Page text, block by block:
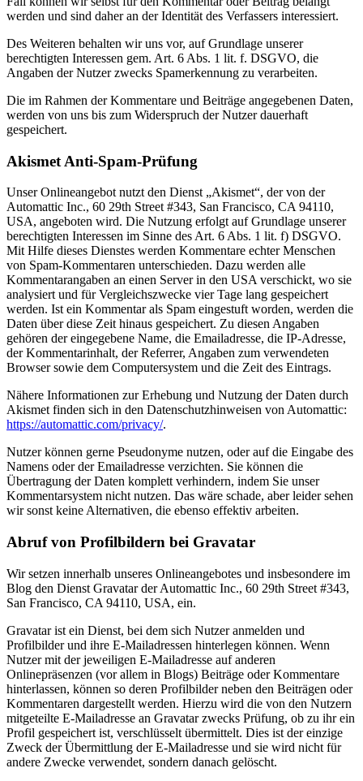
werden und sind daher an der Identität des Verfassers interessiert.
Des Weiteren behalten wir uns vor, auf Grundlage unserer
berechtigten Interessen gem. Art. 6 Abs. 1 lit. f. DSGVO, die
Angaben der Nutzer zwecks Spamerkennung zu verarbeiten.
Die im Rahmen der Kommentare und Beiträge angegebenen Daten,
werden von uns bis zum Widerspruch der Nutzer dauerhaft
gespeichert.
Akismet Anti-Spam-Prüfung
Unser Onlineangebot nutzt den Dienst „Akismet“, der von der
Automattic Inc., 60 29th Street #343, San Francisco, CA 94110,
USA, angeboten wird. Die Nutzung erfolgt auf Grundlage unserer
berechtigten Interessen im Sinne des Art. 6 Abs. 1 lit. f) DSGVO.
Mit Hilfe dieses Dienstes werden Kommentare echter Menschen
von Spam-Kommentaren unterschieden. Dazu werden alle
Kommentarangaben an einen Server in den USA verschickt, wo sie
analysiert und für Vergleichszwecke vier Tage lang gespeichert
werden. Ist ein Kommentar als Spam eingestuft worden, werden die
Daten über diese Zeit hinaus gespeichert. Zu diesen Angaben
gehören der eingegebene Name, die Emailadresse, die IP-Adresse,
der Kommentarinhalt, der Referrer, Angaben zum verwendeten
Browser sowie dem Computersystem und die Zeit des Eintrags.
Nähere Informationen zur Erhebung und Nutzung der Daten durch
Akismet finden sich in den Datenschutzhinweisen von Automattic:
https://automattic.com/privacy/.
Nutzer können gerne Pseudonyme nutzen, oder auf die Eingabe des
Namens oder der Emailadresse verzichten. Sie können die
Übertragung der Daten komplett verhindern, indem Sie unser
Kommentarsystem nicht nutzen. Das wäre schade, aber leider sehen
wir sonst keine Alternativen, die ebenso effektiv arbeiten.
Abruf von Profilbildern bei Gravatar
Wir setzen innerhalb unseres Onlineangebotes und insbesondere im
Blog den Dienst Gravatar der Automattic Inc., 60 29th Street #343,
San Francisco, CA 94110, USA, ein.
Gravatar ist ein Dienst, bei dem sich Nutzer anmelden und
Profilbilder und ihre E-Mailadressen hinterlegen können. Wenn
Nutzer mit der jeweiligen E-Mailadresse auf anderen
Onlinepräsenzen (vor allem in Blogs) Beiträge oder Kommentare
hinterlassen, können so deren Profilbilder neben den Beiträgen oder
Kommentaren dargestellt werden. Hierzu wird die von den Nutzern
mitgeteilte E-Mailadresse an Gravatar zwecks Prüfung, ob zu ihr ein
Profil gespeichert ist, verschlüsselt übermittelt. Dies ist der einzige
Zweck der Übermittlung der E-Mailadresse und sie wird nicht für
andere Zwecke verwendet, sondern danach gelöscht.